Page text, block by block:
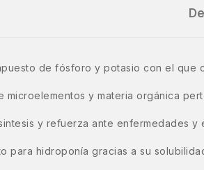
de fósforo y potasio con el que
microelementos y materia orgánica
y refuerza ante enfermedades y
para hidroponía gracias a su